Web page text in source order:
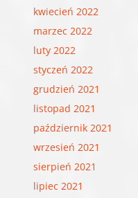
kwiecień 2022
marzec 2022
luty 2022
styczeń 2022
grudzień 2021
listopad 2021
październik 2021
wrzesień 2021
sierpień 2021
lipiec 2021